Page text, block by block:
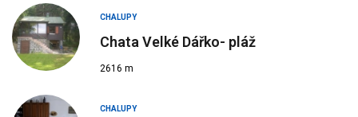
CHALUPY
Chata Velké Dářko- pláž
2616 m
CHALUPY